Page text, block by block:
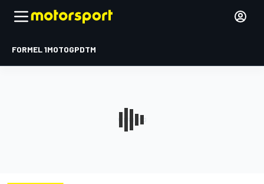
FORMEL 1MOTOGPDTM